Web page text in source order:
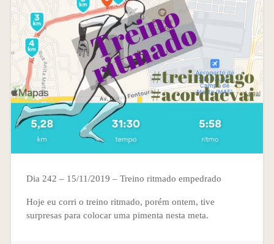
Dia 242 – 15/11/2019 – Treino ritmado empedrado
Hoje eu corri o treino ritmado, porém ontem, tive
surpresas para colocar uma pimenta nesta meta.